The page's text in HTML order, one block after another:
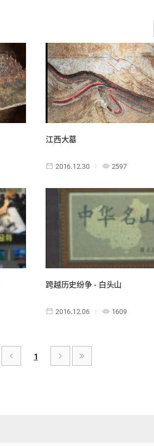
江西大墓
2016.12.30 2597
跨越历史纷争 - 白头山
2016.12.06 1609
1